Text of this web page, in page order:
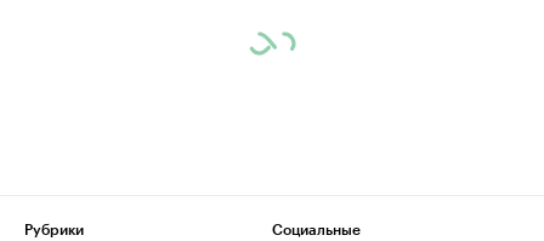
Рубрики
Социальные